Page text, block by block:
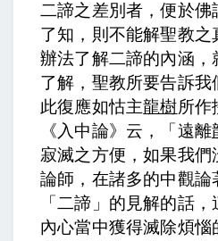
二諦之差別者，便於佛
了知，則不能解聖教之
辦法了解二諦的內涵，
了解，聖教所要告訴我
此復應如怙主龍樹所作
《入中論》云，「遠離
寂滅之方便，如果我們
論師，在諸多的中觀論
「二諦」的見解的話
內心當中獲得滅除煩惱